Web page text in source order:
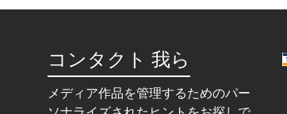
コンタクト 我ら
メディア作品を管理するためのパー